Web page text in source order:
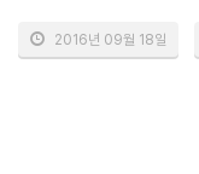
2016년 09월 18일